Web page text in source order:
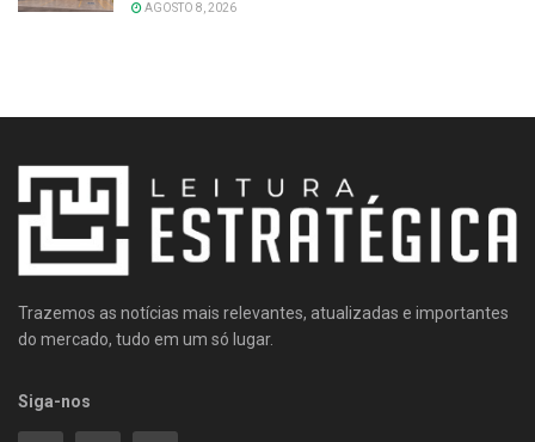
AGOSTO 8, 2026
Trazemos as notícias mais relevantes, atualizadas e importantes
do mercado, tudo em um só lugar.
Siga-nos